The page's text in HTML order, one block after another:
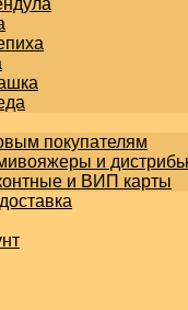
покупателям
и
и ВИП карты